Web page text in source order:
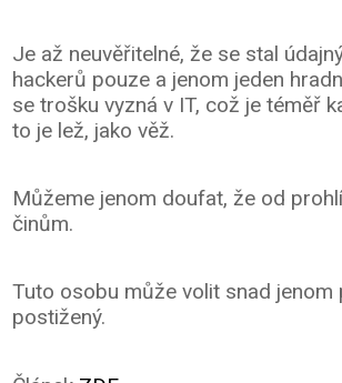
Je až neuvěřitelné, že se stal
hackerů pouze a jenom jeden
se trošku vyzná v IT, což je téměř
to je lež, jako věž.
Můžeme jenom doufat, že od
činům.
Tuto osobu může volit snad jenom
postižený.